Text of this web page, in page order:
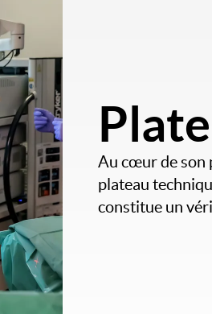
Au cœur de son
plateau
constitue un